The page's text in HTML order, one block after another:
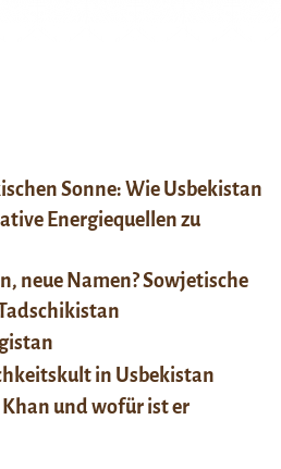
Sonne: Wie Usbekistan
Energiequellen zu
neue Namen? Sowjetische
in Usbekistan
und wofür ist er